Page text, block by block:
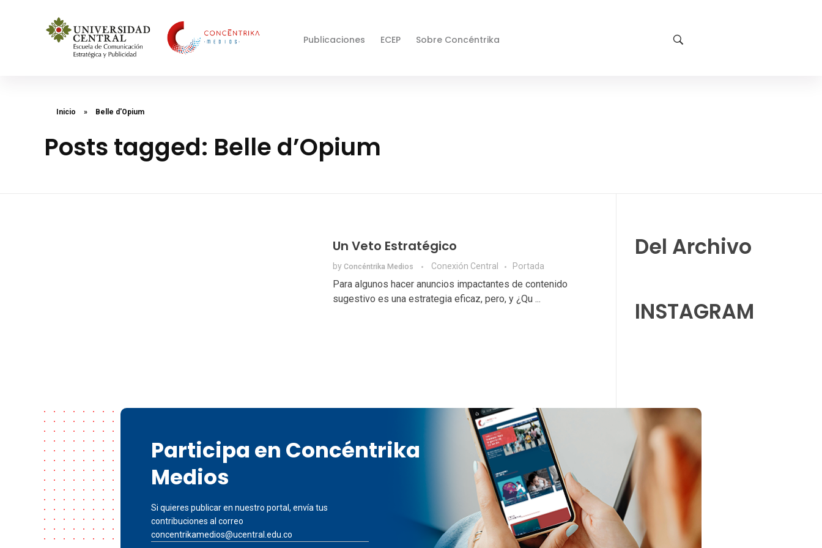
Publicaciones ECEP Sobre Concéntrika
Inicio » Belle d'Opium
Posts tagged: Belle d’Opium
Un Veto Estratégico
by Concéntrika Medios Conexión Central Portada
Para algunos hacer anuncios impactantes de contenido
sugestivo es una estrategia eficaz, pero, y ¿Qu ...
Del Archivo
INSTAGRAM
Participa en Concéntrika
Medios
Si quieres publicar en nuestro portal, envía tus
contribuciones al correo
concentrikamedios@ucentral.edu.co